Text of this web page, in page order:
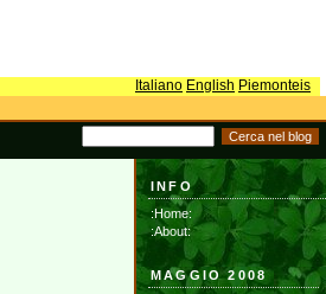
Italiano English Piemonteis
INFO
:Home:
:About:
MAGGIO 2008